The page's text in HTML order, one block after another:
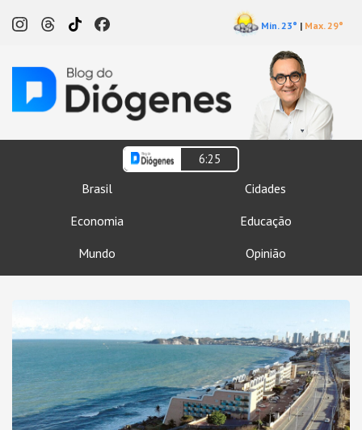
Min. 23° | Max. 29°
6:25
Brasil
Cidades
Economia
Educação
Mundo
Opinião